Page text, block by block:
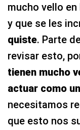
mucho vello
y que se les
quiste. Parte
revisar esto,
tienen mucho
actuar como
necesitamos
que esto nos